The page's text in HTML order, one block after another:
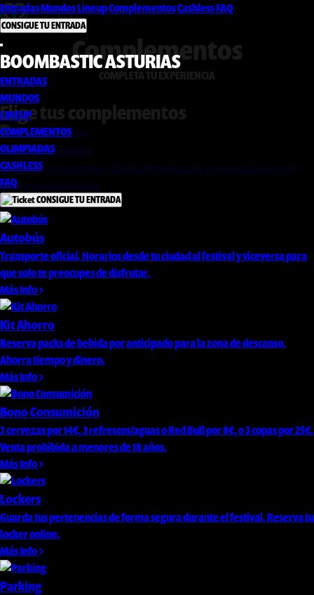
EntradasMundosLineupComplementosCashlessFAQ
CONSIGUE TU ENTRADA
BOOMBASTIC ASTURIAS
ENTRADAS
MUNDOS
LINEUP
COMPLEMENTOS
OLIMPIADAS
CASHLESS
FAQ
CONSIGUE TU ENTRADA
Complementos
COMPLETA TU EXPERIENCIA
Elige tus complementos
Zona de descanso
Escoge entre Glamping o tiendas Premontadas y ten un espacio en el
que recuperar fuerzas.
Más Info
Autobús
Transporte oficial. Horarios desde tu ciudad al festival y viceversa para
que solo te preocupes de disfrutar.
Más Info
Kit Ahorro
Reserva packs de bebida por anticipado para la zona de descanso.
Ahorra tiempo y dinero.
Más Info
Bono Consumición
3 cervezas por 14€, 3 refrescos/aguas o Red Bull por 8€, o 3 copas por 25€.
Venta prohibida a menores de 18 años.
Más Info
Lockers
Guarda tus pertenencias de forma segura durante el festival. Reserva tu
locker online.
Más Info
Parking